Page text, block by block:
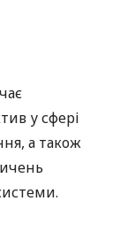
у сфері
а також